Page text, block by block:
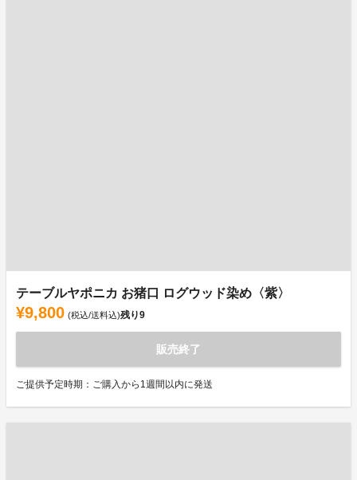
テーブルヤポニカ お猪口 ログウッド染め〈紫〉
¥9,800 (税込/送料込)残り9
販売終了
ご提供予定時期：ご購入から1週間以内に発送